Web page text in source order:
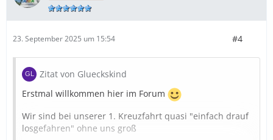
23. September 2025 um 15:54 #4
Zitat von Glueckskind
Erstmal willkommen hier im Forum
Wir sind bei unserer 1. Kreuzfahrt quasi "einfach drauf
losgefahren" ohne uns groß